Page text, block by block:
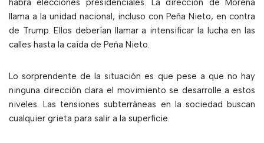
habrá elecciones presidenciales. La dirección de Morena
llama a la unidad nacional, incluso con Peña Nieto, en contra
de Trump. Ellos deberían llamar a intensificar la lucha en las
calles hasta la caída de Peña Nieto.
Lo sorprendente de la situación es que pese a que no hay
ninguna dirección clara el movimiento se desarrolle a estos
niveles. Las tensiones subterráneas en la sociedad buscan
cualquier grieta para salir a la superficie.